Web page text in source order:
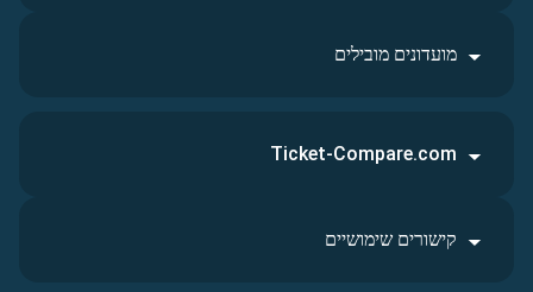
מועדונים מובילים
Ticket-Compare.com
קישורים שימושיים